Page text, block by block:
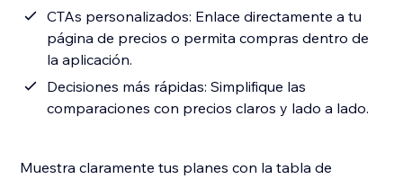
CTAs personalizados: Enlace directamente a tu
página de precios o permita compras dentro de
la aplicación.
Decisiones más rápidas: Simplifique las
comparaciones con precios claros y lado a lado.
Muestra claramente tus planes con la tabla de